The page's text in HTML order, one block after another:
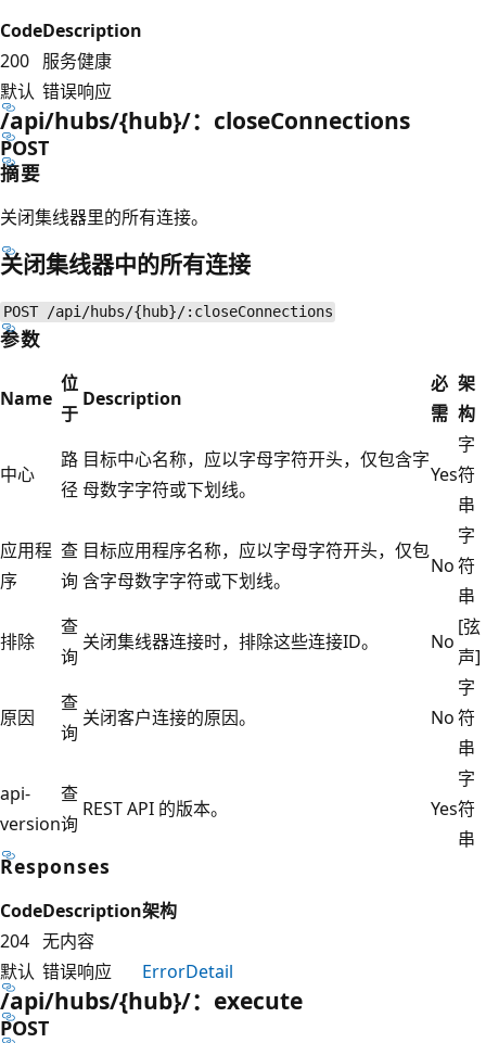
CodeDescription
200 服务健康
默认 错误响应
/api/hubs/{hub}/：closeConnections
POST
摘要
关闭集线器里的所有连接。
关闭集线器中的所有连接
POST /api/hubs/{hub}/:closeConnections
参数
Name
位
于
Description
必
需
架
构
中心
路
径
目标中心名称，应以字母字符开头，仅包含字
母数字字符或下划线。
Yes
字
符
串
应用程
序
查
询
目标应用程序名称，应以字母字符开头，仅包
含字母数字字符或下划线。
No
字
符
串
排除
查
询
关闭集线器连接时，排除这些连接ID。 No
[弦
声]
原因
查
询
关闭客户连接的原因。 No
字
符
串
api-
version
查
询
REST API 的版本。 Yes
字
符
串
Responses
CodeDescription架构
204 无内容
默认 错误响应 ErrorDetail
/api/hubs/{hub}/：execute
POST